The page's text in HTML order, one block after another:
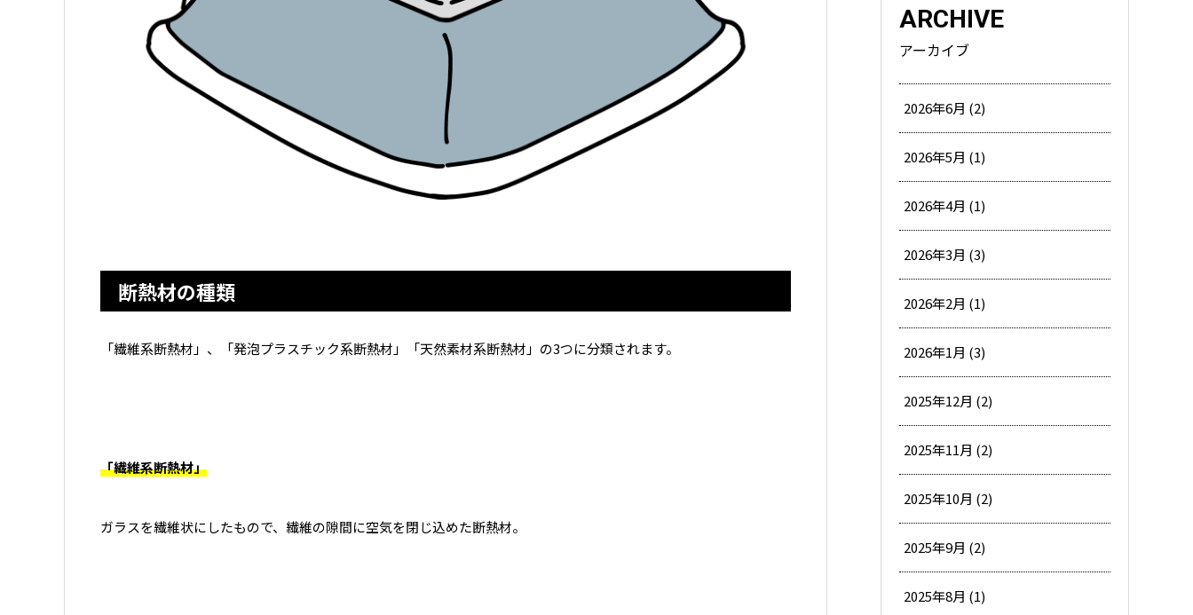
断熱材の種類
「繊維系断熱材」、「発泡プラスチック系断熱材」「天然素材系断熱材」の3つに分類されます。
「繊維系断熱材」
ガラスを繊維状にしたもので、繊維の隙間に空気を閉じ込めた断熱材。
ARCHIVE
アーカイブ
2026年6月 (2)
2026年5月 (1)
2026年4月 (1)
2026年3月 (3)
2026年2月 (1)
2026年1月 (3)
2025年12月 (2)
2025年11月 (2)
2025年10月 (2)
2025年9月 (2)
2025年8月 (1)